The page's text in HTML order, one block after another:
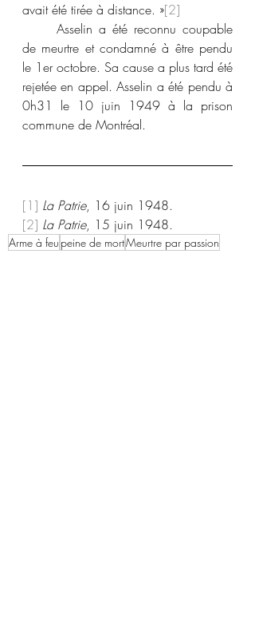
avait été tirée à distance. »[2]
de meurtre et condamné à être pendu
le 1er octobre. Sa cause a plus tard été
rejetée en appel. Asselin a été pendu à
0h31 le 10 juin 1949 à la prison
commune de Montréal.
[1] La Patrie, 16 juin 1948.
[2] La Patrie, 15 juin 1948.
Arme à feu peine de mortMeurtre par passion